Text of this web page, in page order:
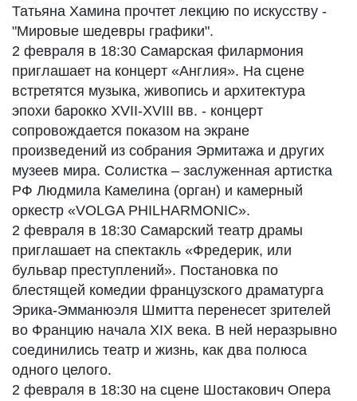
Татьяна Хамина прочтет лекцию по искусству -
"Мировые шедевры графики".
2 февраля в 18:30 Самарская филармония
приглашает на концерт «Англия». На сцене
встретятся музыка, живопись и архитектура
эпохи барокко XVII-XVIII вв. - концерт
сопровождается показом на экране
произведений из собрания Эрмитажа и других
музеев мира. Солистка – заслуженная артистка
РФ Людмила Камелина (орган) и камерный
оркестр «VOLGA PHILHARMONIC».
2 февраля в 18:30 Самарский театр драмы
приглашает на спектакль «Фредерик, или
бульвар преступлений». Постановка по
блестящей комедии французского драматурга
Эрика-Эмманюэля Шмитта перенесет зрителей
во Францию начала XIX века. В ней неразрывно
соединились театр и жизнь, как два полюса
одного целого.
2 февраля в 18:30 на сцене Шостакович Опера